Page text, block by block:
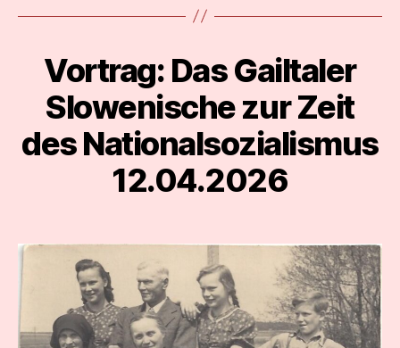
Categories
Vortrag: Das Gailtaler
Slowenische zur Zeit
des Nationalsozialismus
12.04.2026